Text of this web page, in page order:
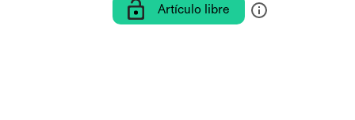
Artículo libre